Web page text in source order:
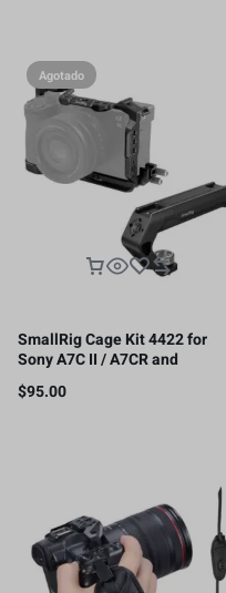
Agotado
SmallRig Cage Kit 4422 for
Sony A7C II / A7CR and
Lightweight Top Handle with
3/8″-16 Locating Pins for ARRI
$95.00